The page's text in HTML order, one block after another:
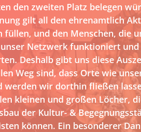
den zweiten Platz belegen
gilt all den ehrenamtlich
füllen, und den Menschen, die
unser Netzwerk funktioniert
Deshalb gibt uns diese
Weg sind, dass Orte wie
werden wir dorthin fließen
kleinen und großen Löcher,
der Kultur- &
können. Ein besonderer